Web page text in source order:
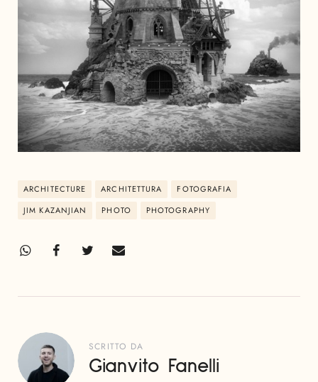
ARCHITECTURE ARCHITETTURA
FOTOGRAFIA
JIM KAZANJIAN
PHOTO PHOTOGRAPHY
SCRITTO DA
Gianvito Fanelli